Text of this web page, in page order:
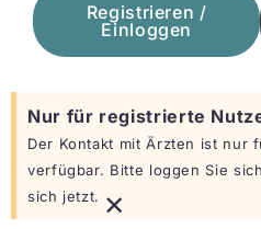
Registrieren /
Einloggen
Nur für registrierte
Der Kontakt mit Ärzten ist nur
verfügbar. Bitte loggen Sie
sich jetzt. ×